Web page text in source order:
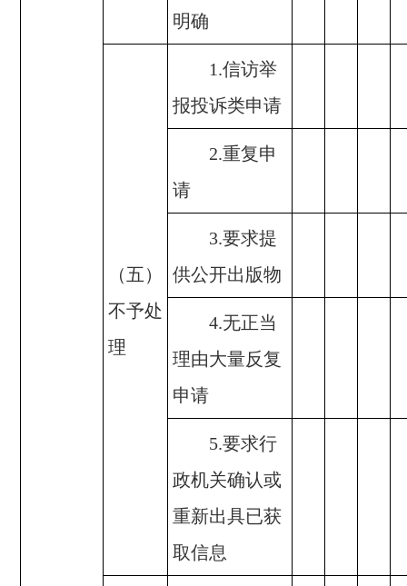
明确
（五）
不予处
理
1.信访举
报投诉类申请
2.重复申
请
3.要求提
供公开出版物
4.无正当
理由大量反复
申请
5.要求行
政机关确认或
重新出具已获
取信息